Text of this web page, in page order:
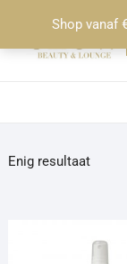
Shop vanaf
de
Enig resultaat